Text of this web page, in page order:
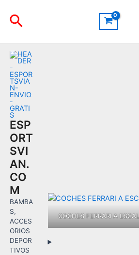
contenido
Buscar
ESP
ORT
SVI
AN.
CO
M
BAMBA
S,
ACCES
ORIOS
DEPOR
TIVOS
COCHES FERRARI A